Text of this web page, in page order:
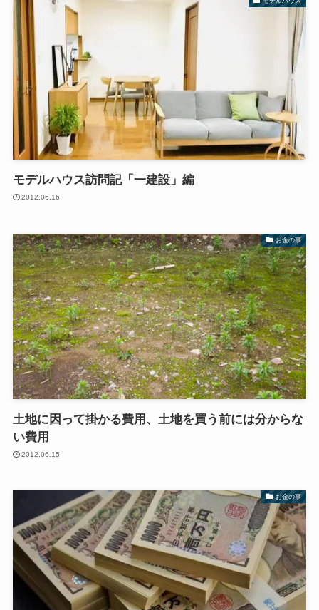
モデルハウス訪問記「一建設」編
2012.06.16
お金の事
土地に因って掛かる費用、土地を買う前には分からな
い費用
2012.06.15
お金の事